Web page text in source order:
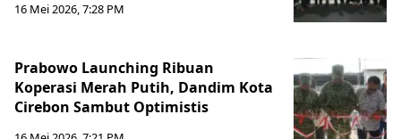
16 Mei 2026, 7:28 PM
Prabowo Launching Ribuan
Koperasi Merah Putih, Dandim Kota
Cirebon Sambut Optimistis